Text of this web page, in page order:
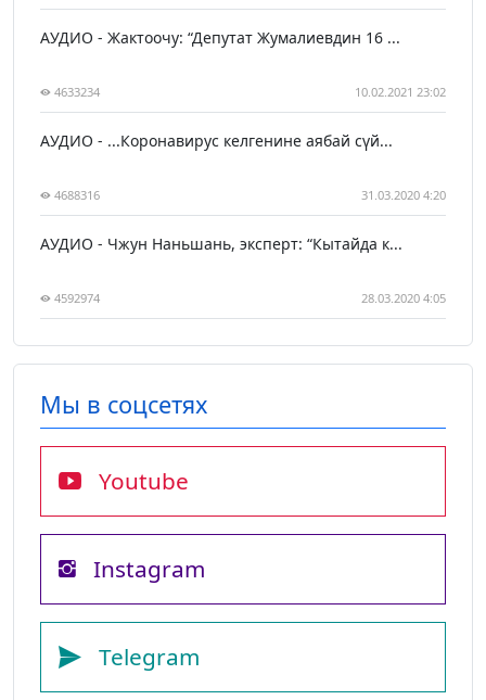
АУДИО - Жактоочу: “Депутат Жумалиевдин 16 ...
4633234 10.02.2021 23:02
АУДИО - ...Коронавирус келгенине аябай сүй...
4688316 31.03.2020 4:20
АУДИО - Чжун Наньшань, эксперт: “Кытайда к...
4592974 28.03.2020 4:05
Мы в соцсетях
Youtube
Instagram
Telegram